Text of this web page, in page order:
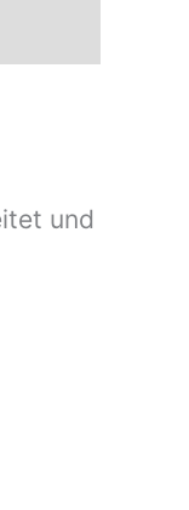
und